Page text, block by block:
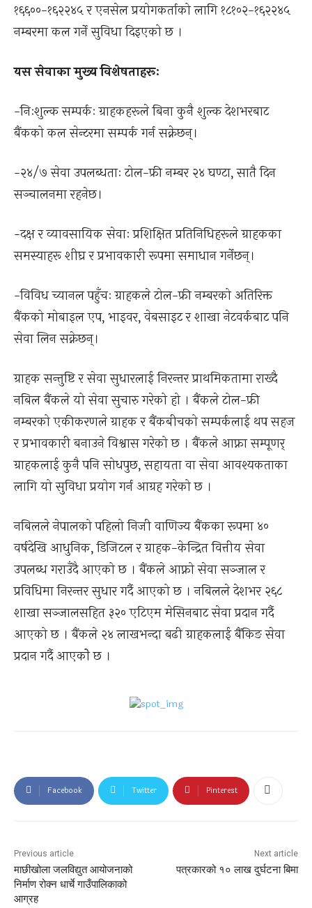
१६६००-१६२२४५ र एनसेल प्रयोगकर्ताको लागि १८१०२-१६२२४५
नम्बरमा कल गर्ने सुविधा दिइएको छ ।
यस सेवाका मुख्य विशेषताहरूः
-निःशुल्क सम्पर्कः ग्राहकहरूले बिना कुनै शुल्क देशभरबाट
बैंकको कल सेन्टरमा सम्पर्क गर्न सक्नेछन्।
-२४/७ सेवा उपलब्धताः टोल-फ्री नम्बर २४ घण्टा, सातै दिन
सञ्चालनमा रहनेछ।
-दक्ष र व्यावसायिक सेवाः प्रशिक्षित प्रतिनिधिहरूले ग्राहकका
समस्याहरू शीघ्र र प्रभावकारी रूपमा समाधान गर्नेछन्।
-विविध च्यानल पहुँचः ग्राहकले टोल-फ्री नम्बरको अतिरिक्त
बैंकको मोबाइल एप, भाइवर, वेबसाइट र शाखा नेटवर्कबाट पनि
सेवा लिन सक्नेछन्।
ग्राहक सन्तुष्टि र सेवा सुधारलाई निरन्तर प्राथमिकतामा राख्दै
नबिल बैंकले यो सेवा सुचारु गरेको हो । बैंकले टोल-फ्री
नम्बरको एकीकरणले ग्राहक र बैंकबीचको सम्पर्कलाई थप सहज
र प्रभावकारी बनाउने विश्वास गरेको छ । बैंकले आफ्ना सम्पूणर्
ग्राहकलाई कुनै पनि सोधपुछ, सहायता वा सेवा आवश्यकताका
लागि यो सुविधा प्रयोग गर्न आग्रह गरेको छ ।
नबिलले नेपालको पहिलो निजी वाणिज्य बैंकका रूपमा ४०
वर्षदेखि आधुनिक, डिजिटल र ग्राहक-केन्द्रित वित्तीय सेवा
उपलब्ध गराउँदै आएको छ । बैंकले आफ्नो सेवा सञ्जाल र
प्रविधिमा निरन्तर सुधार गर्दै आएको छ । नबिलले देशभर २६८
शाखा सञ्जालसहित ३२० एटिएम मेसिनबाट सेवा प्रदान गर्दै
आएको छ । बैंकले २४ लाखभन्दा बढी ग्राहकलाई बैंकिङ सेवा
प्रदान गर्दै आएकोे छ ।
Facebook Twitter Pinterest
Previous article
माछीखोला जलविद्युत आयोजनाको
निर्माण रोक्न धार्चे गाउँपालिकाको
आग्रह
Next article
पत्रकारको १० लाख दुर्घटना बिमा